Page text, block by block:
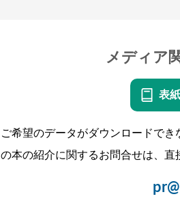
メディア
表
ご希望のデータがダウンロードで
の本の紹介に関するお問合せは、直